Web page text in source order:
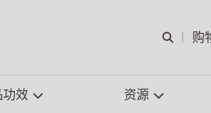
Open
购
功效 资源